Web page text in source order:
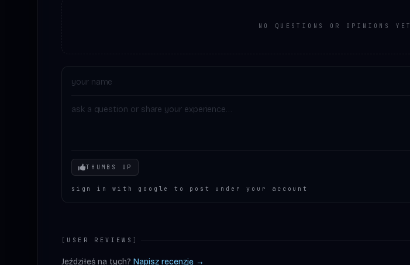
NO QUESTIONS OR OPINIONS YET
Your mood
THUMBS UP
sign in with google to post under your account
[ USER REVIEWS ]
Jeździłeś na tych? Napisz recenzję →